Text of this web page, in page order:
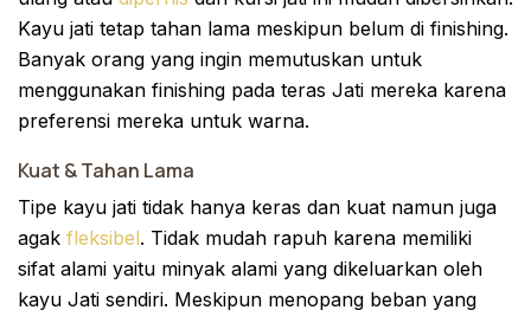
Kayu jati tetap tahan lama meskipun belum di finishing.
Banyak orang yang ingin memutuskan untuk
menggunakan finishing pada teras Jati mereka karena
preferensi mereka untuk warna.
Kuat & Tahan Lama
Tipe kayu jati tidak hanya keras dan kuat namun juga
agak fleksibel. Tidak mudah rapuh karena memiliki
sifat alami yaitu minyak alami yang dikeluarkan oleh
kayu Jati sendiri. Meskipun menopang beban yang